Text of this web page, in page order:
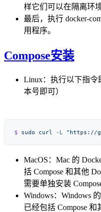
样它们可以在隔离环
最后，执行 docker-
用程序。
Compose安装
Linux：执行以下指
本号即可）
$ sudo curl -L "https://
MacOS：Mac 的
括 Compose 和其他
需要单独安装 Compose
Windows：Windows
已经包括 Compose